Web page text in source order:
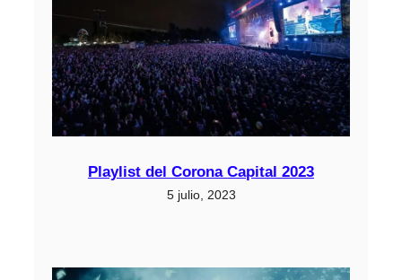
Playlist del Corona Capital 2023
5 julio, 2023